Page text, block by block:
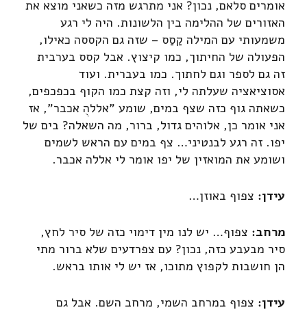
אומרים סלאם, נכון? אני מתרגש מזה כשאני מוצא את
האזורים של ההלימה בין הלשונות. היה לי רגע
משמעותי עם המילה קַסַס – שזה גם הקססה כאילו,
הפעולה של החיתוך, כמו קיצוץ. אבל קסס בערבית
זה גם לספר וגם לחתוך. כמו בעברית. ועוד
אסוציאציה שעלתה לי, וזה קצת כמו הקוף בכפכפים,
כשאתה גוף כזה שצף במים, שומע "אללהֻ אכבר", אז
אני אומר כן, אלוהים גדול, ברור, מה השאלה? בים של
יפו. זה רגע לבנטיני… צף במים עם הראש לשמים
ושומע את המואזין של יפו אומר לי אללה אכבר.
עידן: צפוף באוזן…
מרחב: צפוף… יש לנו מין דימוי כזה של סיר לחץ,
סיר מבעבע כזה, נכון? עם צפרדעים שלא ברור מתי
הן חושבות לקפוץ מתוכו, אז יש לי אותו בראש.
עידן: צפוף במרחב השמי, מרחב השם. אבל גם